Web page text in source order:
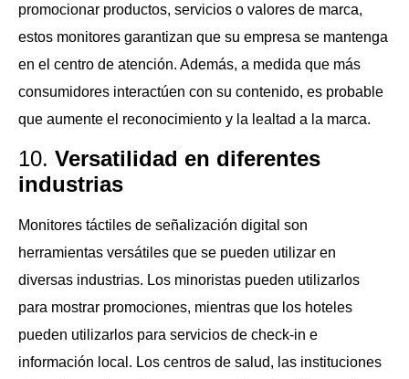
promocionar productos, servicios o valores de marca,
estos monitores garantizan que su empresa se mantenga
en el centro de atención. Además, a medida que más
consumidores interactúen con su contenido, es probable
que aumente el reconocimiento y la lealtad a la marca.
10. Versatilidad en diferentes
industrias
Monitores táctiles de señalización digital son
herramientas versátiles que se pueden utilizar en
diversas industrias. Los minoristas pueden utilizarlos
para mostrar promociones, mientras que los hoteles
pueden utilizarlos para servicios de check-in e
información local. Los centros de salud, las instituciones